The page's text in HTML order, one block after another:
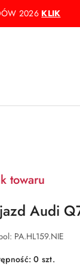
2026 KLIK
towaru
Audi
PA.HL159.NIE
0 szt.